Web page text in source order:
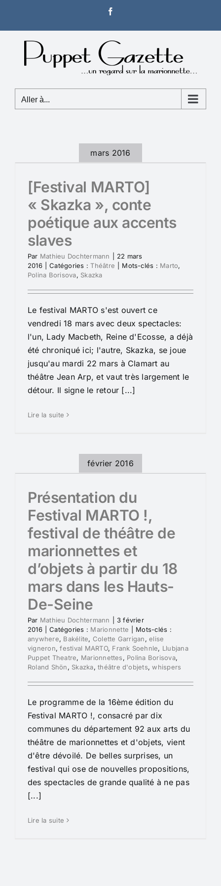
contenu
Aller à...
mars 2016
[Festival MARTO]
« Skazka », conte
poétique aux accents
slaves
Par Mathieu Dochtermann
22 mars
2016
Catégories :Théâtre Mots-clés : Marto,
Polina Borisova, Skazka
Le festival MARTO s'est ouvert ce
vendredi 18 mars avec deux spectacles:
l'un, Lady Macbeth, Reine d'Ecosse, a déjà
été chroniqué ici; l'autre, Skazka, se joue
jusqu'au mardi 22 mars à Clamart au
théâtre Jean Arp, et vaut très largement le
détour. Il signe le retour [...]
Lire la suite
février 2016
Présentation du
Festival MARTO !,
festival de théâtre de
marionnettes et
d’objets à partir du 18
mars dans les Hauts-
De-Seine
Par Mathieu Dochtermann
3 février
2016
Catégories : Marionnette
Mots-clés :
anywhere, Bakélite, Colette Garrigan,elise
vigneron,festival MARTO, Frank Soehnle, Llubjana
Puppet Theatre, Marionnettes, Polina Borisova,
Roland Shön, Skazka,théâtre d'objets,whispers
Le programme de la 16ème édition du
Festival MARTO !, consacré par dix
communes du département 92 aux arts du
théâtre de marionnettes et d'objets, vient
d'être dévoilé. De belles surprises, un
festival qui ose de nouvelles propositions,
des spectacles de grande qualité à ne pas
[...]
Lire la suite